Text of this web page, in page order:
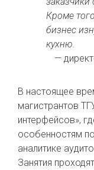
Кроме
бизнес
кухню.
В настоящее
магистрантов
интерфейсов»,
особенностям
аналитике
Занятия